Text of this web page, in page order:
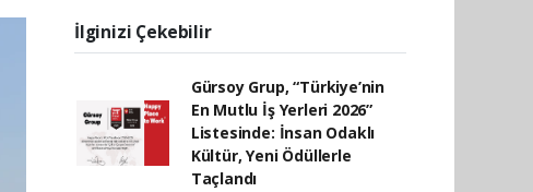
İlginizi Çekebilir
Gürsoy Grup, “Türkiye’nin
En Mutlu İş Yerleri 2026”
Listesinde: İnsan Odaklı
Kültür, Yeni Ödüllerle
Taçlandı